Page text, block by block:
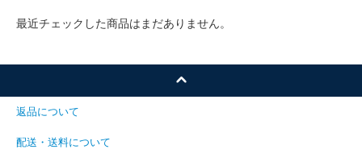
最近チェックした商品はまだありません。
返品について
配送・送料について